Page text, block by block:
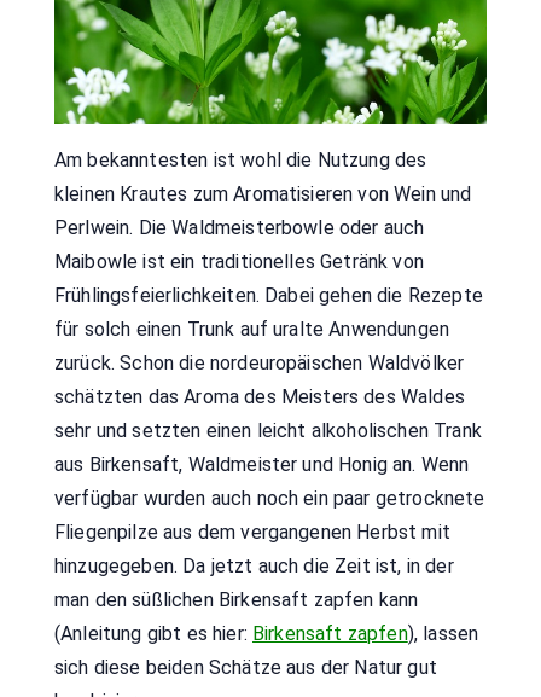
Am bekanntesten ist wohl die Nutzung des
kleinen Krautes zum Aromatisieren von Wein und
Perlwein. Die Waldmeisterbowle oder auch
Maibowle ist ein traditionelles Getränk von
Frühlingsfeierlichkeiten. Dabei gehen die Rezepte
für solch einen Trunk auf uralte Anwendungen
zurück. Schon die nordeuropäischen Waldvölker
schätzten das Aroma des Meisters des Waldes
sehr und setzten einen leicht alkoholischen Trank
aus Birkensaft, Waldmeister und Honig an. Wenn
verfügbar wurden auch noch ein paar getrocknete
Fliegenpilze aus dem vergangenen Herbst mit
hinzugegeben. Da jetzt auch die Zeit ist, in der
man den süßlichen Birkensaft zapfen kann
(Anleitung gibt es hier: Birkensaft zapfen), lassen
sich diese beiden Schätze aus der Natur gut